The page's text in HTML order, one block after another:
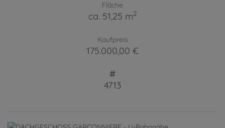
Fläche
ca. 51,25 m2
Kaufpreis
175.000,00 €
4713